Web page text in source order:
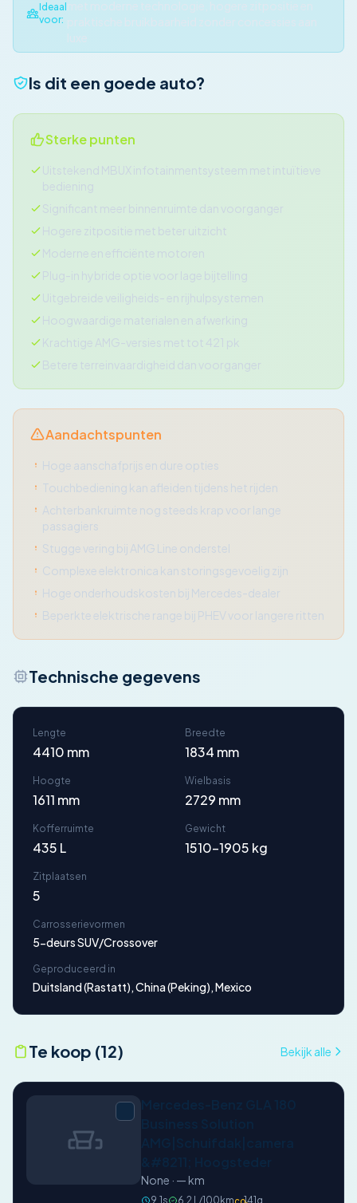
Ideaal
voor:
Is dit een goede auto?
Sterke punten
Uitstekend MBUX infotainmentsysteem met intuïtieve
bediening
Significant meer binnenruimte dan voorganger
Hogere zitpositie met beter uitzicht
Moderne en efficiënte motoren
Plug-in hybride optie voor lage bijtelling
Uitgebreide veiligheids- en rijhulpsystemen
Hoogwaardige materialen en afwerking
Krachtige AMG-versies met tot 421 pk
Betere terreinvaardigheid dan voorganger
Aandachtspunten
Hoge aanschafprijs en dure opties
Touchbediening kan afleiden tijdens het rijden
Achterbankruimte nog steeds krap voor lange
passagiers
Stugge vering bij AMG Line onderstel
Complexe elektronica kan storingsgevoelig zijn
Hoge onderhoudskosten bij Mercedes-dealer
Beperkte elektrische range bij PHEV voor langere ritten
Technische gegevens
Lengte
4410 mm
Breedte
1834 mm
Hoogte
1611 mm
Wielbasis
2729 mm
Kofferruimte
435 L
Gewicht
1510-1905 kg
Zitplaatsen
5
Carrosserievormen
5-deurs SUV/Crossover
Geproduceerd in
Duitsland (Rastatt), China (Peking), Mexico
Te koop (12) Bekijk alle
None · — km
9.1s 6.2 L/100km 141g